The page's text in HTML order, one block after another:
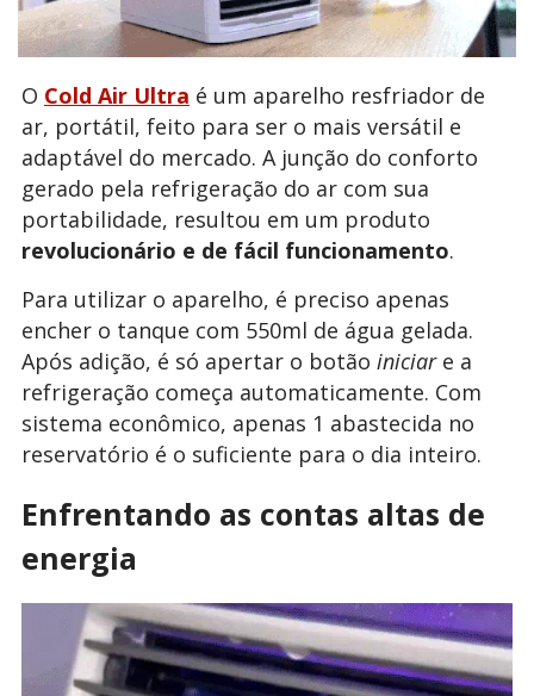
O Cold Air Ultra é um aparelho resfriador de
ar, portátil, feito para ser o mais versátil e
adaptável do mercado. A junção do conforto
gerado pela refrigeração do ar com sua
portabilidade, resultou em um produto
revolucionário e de fácil funcionamento.
Para utilizar o aparelho, é preciso apenas
encher o tanque com 550ml de água gelada.
Após adição, é só apertar o botão iniciar e a
refrigeração começa automaticamente. Com
sistema econômico, apenas 1 abastecida no
reservatório é o suficiente para o dia inteiro.
Enfrentando as contas altas de
energia